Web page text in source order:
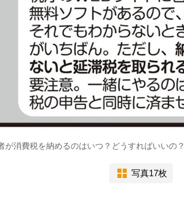
が消費税を納めるのはいつ？どうすればいいの？
写真17枚